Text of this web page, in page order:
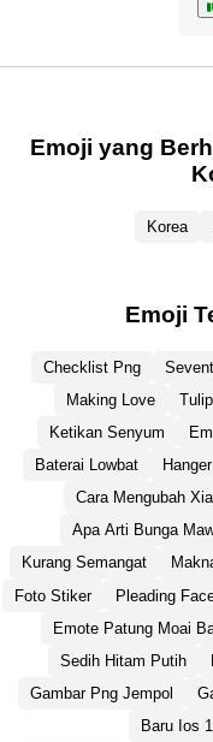
Emoji yang
Korea
Emoji
Checklist Png
Making Love
Ketikan Senyum
Baterai Lowbat
Hanger
Cara Mengubah
Apa Arti Bunga
Kurang Semangat
Foto Stiker
Pleading
Emote Patung Moai
Sedih Hitam Putih
Gambar Png Jempol
Baru Ios